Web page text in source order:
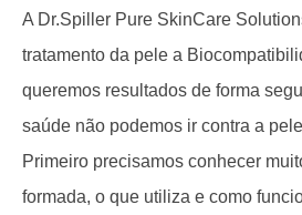
A Dr.Spiller Pure SkinCare
tratamento da pele a
queremos resultados de forma
saúde não podemos ir contra a
Primeiro precisamos conhecer
formada, o que utiliza e como